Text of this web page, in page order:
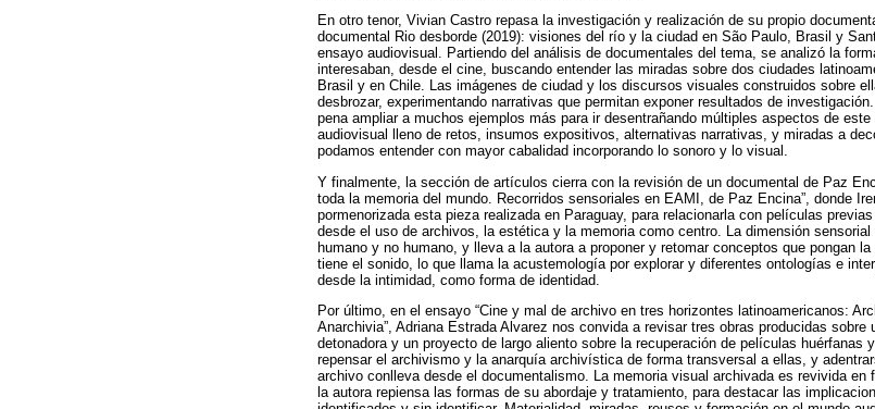
En otro tenor, Vivian Castro repasa la investigación y realización de su propio
documental Rio desborde (2019): visiones del río y la ciudad en São Paulo, Brasil y
ensayo audiovisual. Partiendo del análisis de documentales del tema, se analizó la
interesaban, desde el cine, buscando entender las miradas sobre dos ciudades
Brasil y en Chile. Las imágenes de ciudad y los discursos visuales construidos sobre
desbrozar, experimentando narrativas que permitan exponer resultados de
pena ampliar a muchos ejemplos más para ir desentrañando múltiples aspectos de
audiovisual lleno de retos, insumos expositivos, alternativas narrativas, y miradas a
podamos entender con mayor cabalidad incorporando lo sonoro y lo visual.
Y finalmente, la sección de artículos cierra con la revisión de un documental de Paz
toda la memoria del mundo. Recorridos sensoriales en EAMI, de Paz Encina”, donde
pormenorizada esta pieza realizada en Paraguay, para relacionarla con películas
desde el uso de archivos, la estética y la memoria como centro. La dimensión
humano y no humano, y lleva a la autora a proponer y retomar conceptos que pongan
tiene el sonido, lo que llama la acustemología por explorar y diferentes ontologías e
desde la intimidad, como forma de identidad.
Por último, en el ensayo “Cine y mal de archivo en tres horizontes latinoamericanos:
Anarchivia”, Adriana Estrada Alvarez nos convida a revisar tres obras producidas
detonadora y un proyecto de largo aliento sobre la recuperación de películas huérfanas
repensar el archivismo y la anarquía archivística de forma transversal a ellas, y
archivo conlleva desde el documentalismo. La memoria visual archivada es revivida
la autora repiensa las formas de su abordaje y tratamiento, para destacar las